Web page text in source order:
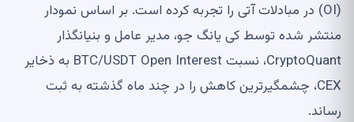
(OI) در مبادلات آتی را تجربه کرده است. بر اساس نمودار
منتشر شده توسط کی یانگ جو، مدیر عامل و بنیانگذار
CryptoQuant، نسبت BTC/USDT Open Interest به ذخایر
CEX، چشمگیرترین کاهش را در چند ماه گذشته به ثبت
رساند.